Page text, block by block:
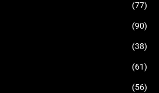
(77)
(90)
(38)
(61)
(56)